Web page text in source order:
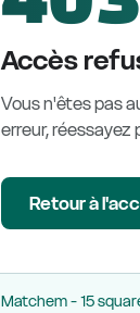
Accès
Vous n'êtes pas
erreur, réessayez
Retour à
Matchem - 15